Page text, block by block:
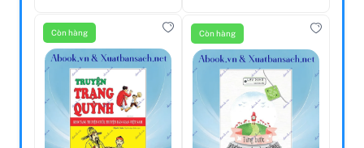
Còn hàng Còn hàng